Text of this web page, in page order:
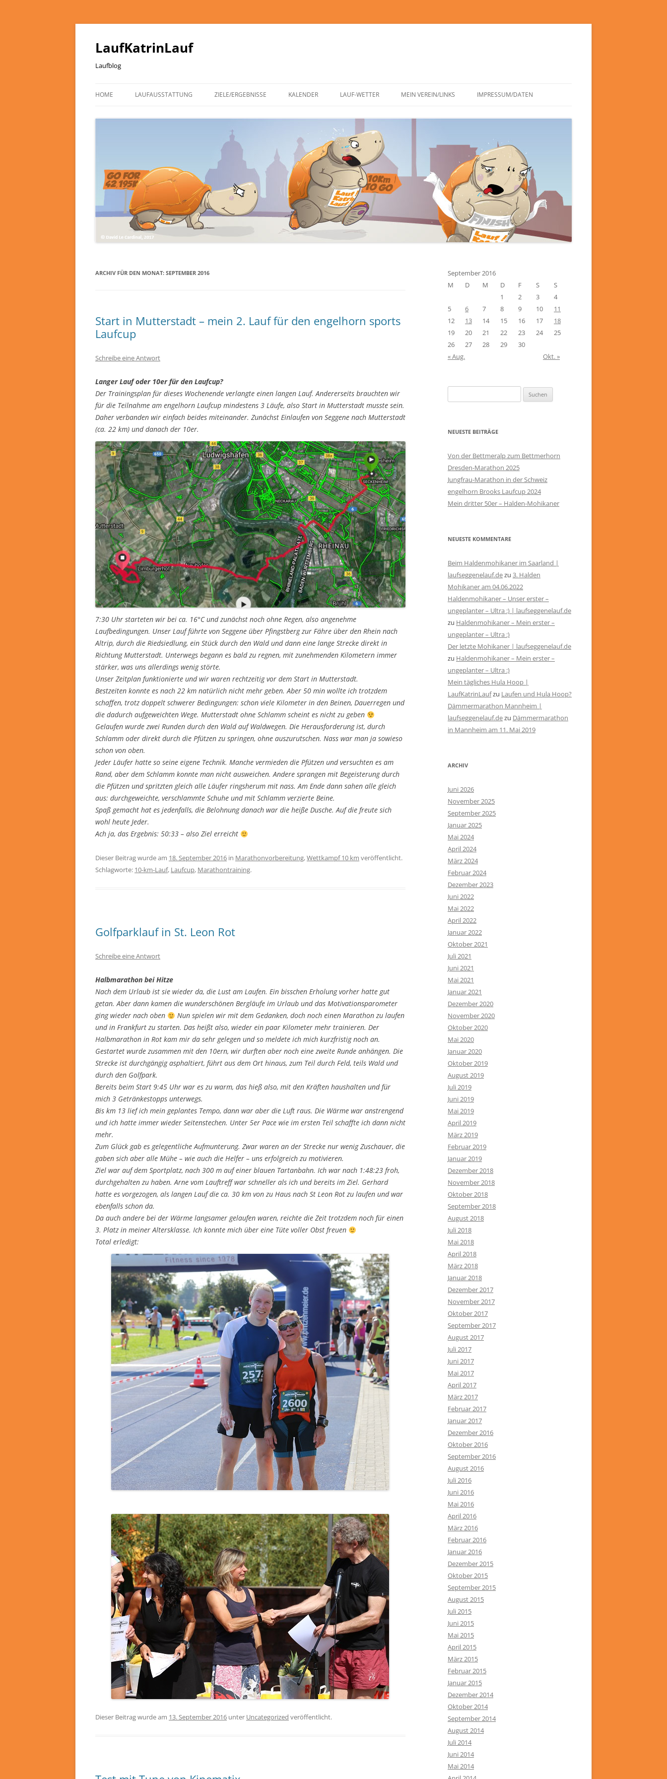
LaufKatrinLauf
Laufblog
Inhalt
HOME LAUFAUSSTATTUNG ZIELE/ERGEBNISSE KALENDER LAUF-WETTER MEIN VEREIN/LINKS IMPRESSUM/DATEN
ARCHIV FÜR DEN MONAT: SEPTEMBER 2016
Start in Mutterstadt – mein 2. Lauf für den engelhorn sports
Laufcup
Schreibe eine Antwort
Langer Lauf oder 10er für den Laufcup?
Der Trainingsplan für dieses Wochenende verlangte einen langen Lauf. Andererseits brauchten wir
für die Teilnahme am engelhorn Laufcup mindestens 3 Läufe, also Start in Mutterstadt musste sein.
Daher verbanden wir einfach beides miteinander. Zunächst Einlaufen von Seggene nach Mutterstadt
(ca. 22 km) und danach der 10er.
7:30 Uhr starteten wir bei ca. 16°C und zunächst noch ohne Regen, also angenehme
Laufbedingungen. Unser Lauf führte von Seggene über Pfingstberg zur Fähre über den Rhein nach
Altrip, durch die Riedsiedlung, ein Stück durch den Wald und dann eine lange Strecke direkt in
Richtung Mutterstadt. Unterwegs begann es bald zu regnen, mit zunehmenden Kilometern immer
stärker, was uns allerdings wenig störte.
Unser Zeitplan funktionierte und wir waren rechtzeitig vor dem Start in Mutterstadt.
Bestzeiten konnte es nach 22 km natürlich nicht mehr geben. Aber 50 min wollte ich trotzdem
schaffen, trotz doppelt schwerer Bedingungen: schon viele Kilometer in den Beinen, Dauerregen und
die dadurch aufgeweichten Wege. Mutterstadt ohne Schlamm scheint es nicht zu geben
Gelaufen wurde zwei Runden durch den Wald auf Waldwegen. Die Herausforderung ist, durch
Schlamm oder direkt durch die Pfützen zu springen, ohne auszurutschen. Nass war man ja sowieso
schon von oben.
Jeder Läufer hatte so seine eigene Technik. Manche vermieden die Pfützen und versuchten es am
Rand, aber dem Schlamm konnte man nicht ausweichen. Andere sprangen mit Begeisterung durch
die Pfützen und spritzten gleich alle Läufer ringsherum mit nass. Am Ende dann sahen alle gleich
aus: durchgeweichte, verschlammte Schuhe und mit Schlamm verzierte Beine.
Spaß gemacht hat es jedenfalls, die Belohnung danach war die heiße Dusche. Auf die freute sich
wohl heute Jeder.
Ach ja, das Ergebnis: 50:33 – also Ziel erreicht
Dieser Beitrag wurde am 18. September 2016 in Marathonvorbereitung,Wettkampf 10 km veröffentlicht.
Schlagworte: 10-km-Lauf, Laufcup, Marathontraining.
Golfparklauf in St. Leon Rot
Schreibe eine Antwort
Halbmarathon bei Hitze
Nach dem Urlaub ist sie wieder da, die Lust am Laufen. Ein bisschen Erholung vorher hatte gut
getan. Aber dann kamen die wunderschönen Bergläufe im Urlaub und das Motivationsparometer
ging wieder nach oben
Nun spielen wir mit dem Gedanken, doch noch einen Marathon zu laufen
und in Frankfurt zu starten. Das heißt also, wieder ein paar Kilometer mehr trainieren. Der
Halbmarathon in Rot kam mir da sehr gelegen und so meldete ich mich kurzfristig noch an.
Gestartet wurde zusammen mit den 10ern, wir durften aber noch eine zweite Runde anhängen. Die
Strecke ist durchgängig asphaltiert, führt aus dem Ort hinaus, zum Teil durch Feld, teils Wald und
durch den Golfpark.
Bereits beim Start 9:45 Uhr war es zu warm, das hieß also, mit den Kräften haushalten und für
mich 3 Getränkestopps unterwegs.
Bis km 13 lief ich mein geplantes Tempo, dann war aber die Luft raus. Die Wärme war anstrengend
und ich hatte immer wieder Seitenstechen. Unter 5er Pace wie im ersten Teil schaffte ich dann nicht
mehr.
Zum Glück gab es gelegentliche Aufmunterung. Zwar waren an der Strecke nur wenig Zuschauer, die
gaben sich aber alle Mühe – wie auch die Helfer – uns erfolgreich zu motivieren.
Ziel war auf dem Sportplatz, nach 300 m auf einer blauen Tartanbahn. Ich war nach 1:48:23 froh,
durchgehalten zu haben. Arne vom Lauftreff war schneller als ich und bereits im Ziel. Gerhard
hatte es vorgezogen, als langen Lauf die ca. 30 km von zu Haus nach St Leon Rot zu laufen und war
ebenfalls schon da.
Da auch andere bei der Wärme langsamer gelaufen waren, reichte die Zeit trotzdem noch für einen
3. Platz in meiner Altersklasse. Ich konnte mich über eine Tüte voller Obst freuen
Total erledigt:
Dieser Beitrag wurde am 13. September 2016 unter Uncategorized veröffentlicht.
September 2016
M
D M D F S
S
1
2 3
4
5
6 7 8 9 10
11
12
13 14 15 16 17
18
19
20 21 22 23 24
25
26
27 28 29
30
« Aug.
Okt. »
nach:
NEUESTE BEITRÄGE
Von der Bettmeralp zum Bettmerhorn
Dresden-Marathon 2025
Jungfrau-Marathon in der Schweiz
engelhorn Brooks Laufcup 2024
Mein dritter 50er – Halden-Mohikaner
NEUESTE KOMMENTARE
Beim Haldenmohikaner im Saarland |
laufseggenelauf.dezu 3. Halden
Mohikaner am 04.06.2022
Haldenmohikaner – Unser erster –
ungeplanter – Ultra :) | laufseggenelauf.de
zu Haldenmohikaner – Mein erster –
ungeplanter – Ultra :)
Der letzte Mohikaner | laufseggenelauf.de
zu Haldenmohikaner – Mein erster –
ungeplanter – Ultra :)
Mein tägliches Hula Hoop |
LaufKatrinLaufzu Laufen und Hula Hoop?
Dämmermarathon Mannheim |
laufseggenelauf.dezu Dämmermarathon
in Mannheim am 11. Mai 2019
ARCHIV
Juni 2026
November 2025
September 2025
Januar 2025
Mai 2024
April 2024
März 2024
Februar 2024
Dezember 2023
Juni 2022
Mai 2022
April 2022
Januar 2022
Oktober 2021
Juli 2021
Juni 2021
Mai 2021
Januar 2021
Dezember 2020
November 2020
Oktober 2020
Mai 2020
Januar 2020
Oktober 2019
August 2019
Juli 2019
Juni 2019
Mai 2019
April 2019
März 2019
Februar 2019
Januar 2019
Dezember 2018
November 2018
Oktober 2018
September 2018
August 2018
Juli 2018
Mai 2018
April 2018
März 2018
Januar 2018
Dezember 2017
November 2017
Oktober 2017
September 2017
August 2017
Juli 2017
Juni 2017
Mai 2017
April 2017
März 2017
Februar 2017
Januar 2017
Dezember 2016
Oktober 2016
September 2016
August 2016
Juli 2016
Juni 2016
Mai 2016
April 2016
März 2016
Februar 2016
Januar 2016
Dezember 2015
Oktober 2015
September 2015
August 2015
Juli 2015
Juni 2015
Mai 2015
April 2015
März 2015
Februar 2015
Januar 2015
Dezember 2014
Oktober 2014
September 2014
August 2014
Juli 2014
Juni 2014
Mai 2014